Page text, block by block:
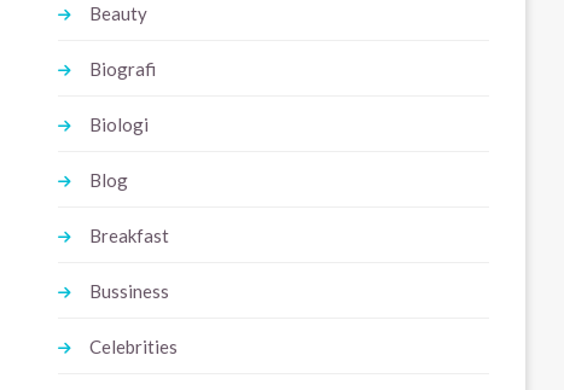
Beauty
Biografi
Biologi
Blog
Breakfast
Bussiness
Celebrities